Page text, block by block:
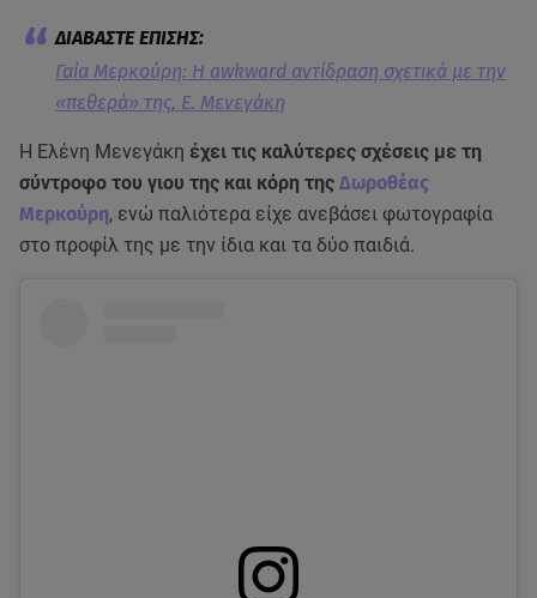
Γαία Μερκούρη: Η awkward αντίδραση σχετικά με την
«πεθερά» της, Ε. Μενεγάκη
Η Ελένη Μενεγάκη έχει τις καλύτερες σχέσεις με τη
σύντροφο του γιου της και κόρη της Δωροθέας
Μερκούρη, ενώ παλιότερα είχε ανεβάσει φωτογραφία
στο προφίλ της με την ίδια και τα δύο παιδιά.